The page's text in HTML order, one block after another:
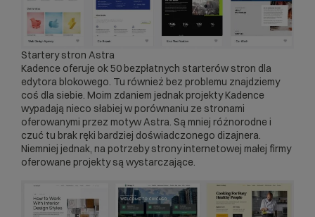
Startery stron Astra
Kadence oferuje ok 50 bezpłatnych starterów stron dla
edytora blokowego. Tu również bez problemu znajdziemy
coś dla siebie. Moim zdaniem jednak projekty Kadence
wypadają nieco słabiej w porównaniu ze stronami
oferowanymi przez motyw Astra. Są mniej różnorodne i
czuć tu brak ręki bardziej doświadczonego dizajnera.
Niemniej jednak, na potrzeby strony internetowej małej firmy
oferowane projekty są wystarczające.